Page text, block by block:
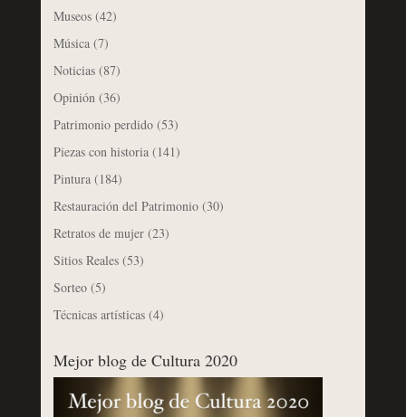
Museos(42)
Música(7)
Noticias(87)
Opinión(36)
Patrimonio perdido(53)
Piezas con historia(141)
Pintura(184)
Restauración del Patrimonio(30)
Retratos de mujer(23)
Sitios Reales(53)
Sorteo(5)
Técnicas artísticas(4)
Mejor blog de Cultura 2020